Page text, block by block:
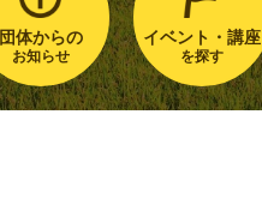
団体からの
お知らせ
イベント・講座
を探す